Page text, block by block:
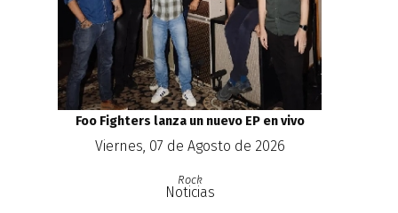
Foo Fighters lanza un nuevo EP en vivo
Viernes, 07 de Agosto de 2026
Rock
Noticias